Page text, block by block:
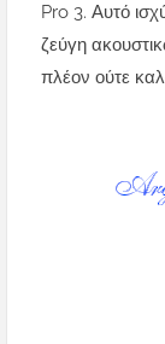
Pro 3. Αυτό
ζεύγη
πλέον ούτε